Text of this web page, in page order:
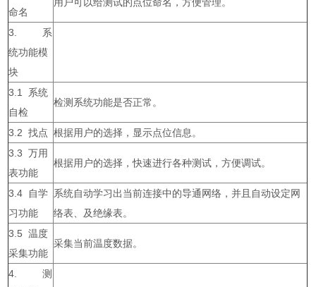
命名
3. 系
统功能模
块
3.1 系统
自检
检测系统功能是否正常。
3.2 找点 根据用户的选择，显示点位信息。
3.3 万用
表功能
根据用户的选择，快速进行各种测试，方便调试。
3.4 自学
习功能
系统自动学习出当前连接中的导通网络，并且自动设定网
络表、及绝缘表。
3.5 温度
采集功能
采集当前温度数据。
4. 测